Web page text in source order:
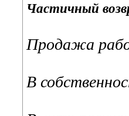
Частичный
Продажа
В